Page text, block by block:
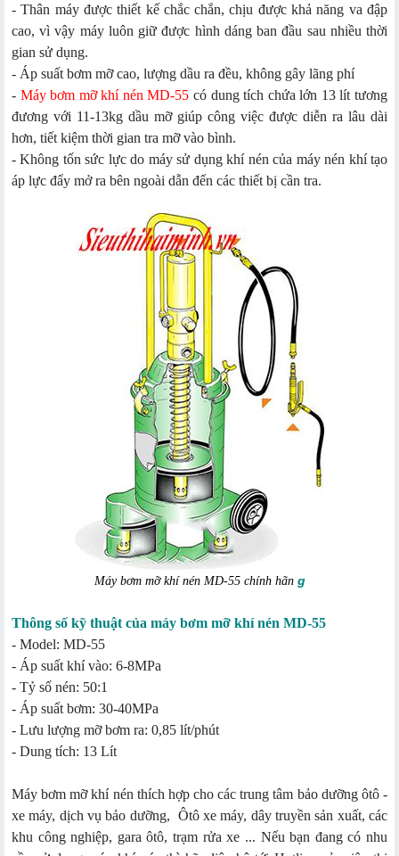
- Thân máy được thiết kế chắc chắn, chịu được khả năng va đập
cao, vì vậy máy luôn giữ được hình dáng ban đầu sau nhiều thời
gian sử dụng.
- Áp suất bơm mỡ cao, lượng dầu ra đều, không gây lãng phí
- Máy bơm mỡ khí nén MD-55 có dung tích chứa lớn 13 lít tương
đương với 11-13kg dầu mỡ giúp công việc được diễn ra lâu dài
hơn, tiết kiệm thời gian tra mỡ vào bình.
- Không tốn sức lực do máy sử dụng khí nén của máy nén khí tạo
áp lực đẩy mở ra bên ngoài dẫn đến các thiết bị cần tra.
Máy bơm mỡ khí nén MD-55 chính hãn g
Thông số kỹ thuật của máy bơm mỡ khí nén MD-55
- Model: MD-55
- Áp suất khí vào: 6-8MPa
- Tỷ số nén: 50:1
- Áp suất bơm: 30-40MPa
- Lưu lượng mỡ bơm ra: 0,85 lít/phút
- Dung tích: 13 Lít
Máy bơm mỡ khí nén thích hợp cho các trung tâm bảo dưỡng ôtô -
xe máy, dịch vụ bảo dưỡng, Ôtô xe máy, dây truyền sản xuất, các
khu công nghiệp, gara ôtô, trạm rửa xe ... Nếu bạn đang có nhu